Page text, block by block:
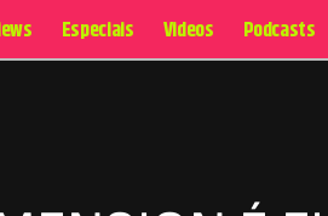
Especiais Videos Podcasts